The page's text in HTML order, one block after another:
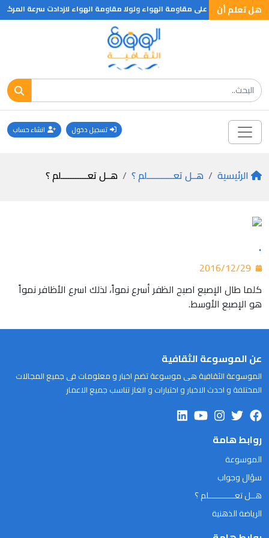
هل تعلم أنللتغلب على مقاومة الهواء ولولا مقاومة الهواء لازدادت سرعة
تسجيل دخول انشاء حساب
الرئيسية هــل تعـــــــــــلم ؟ هــل تعـــــــــــلم ؟
.
‏كلما طال الإصبع اصبح الظفر أسرع نمواً، لذلك اسرع الأظافر نمواً
هو الإصبع الأوسط.
عن الموسوعة الثقافية
الموسوعة الثقافية هى موسوعة تضم اخبار و معلومات فى جميع المجالات
المختلفة و احدث الاخبار و اختبارات و الغاز تناسب جميع الاعمار
روابط هامة
الموسوعة
سؤال وجواب
هــل تعـــــــــــلم ؟
الرياضة الذهنية